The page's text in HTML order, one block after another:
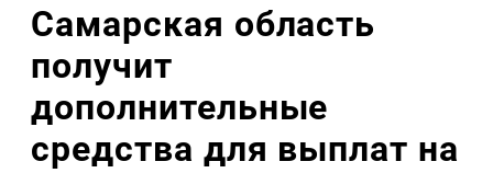
Самарская область
получит
дополнительные
средства для выплат на